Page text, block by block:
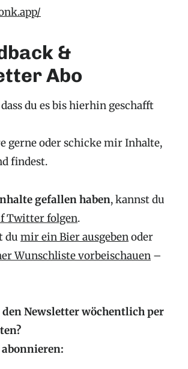
&
Abo
du es bis hierhin geschafft
gerne oder schicke mir Inhalte,
findest.
gefallen haben, kannst du
Twitter folgen.
du mir ein Bier ausgebenoder
Wunschliste vorbeischauen –
Newsletter wöchentlich per